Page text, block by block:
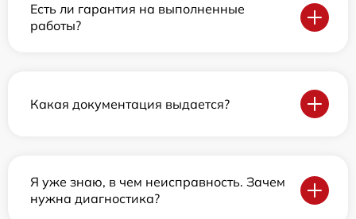
Есть ли гарантия на выполненные
работы?
Какая документация выдается?
Я уже знаю, в чем неисправность. Зачем
нужна диагностика?